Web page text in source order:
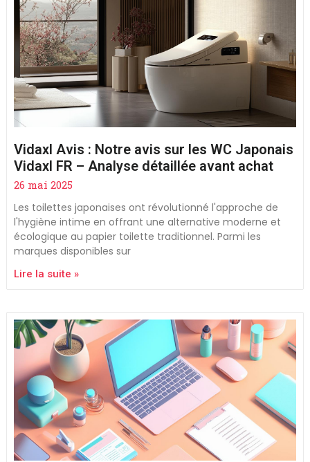
Vidaxl Avis : Notre avis sur les WC Japonais
Vidaxl FR – Analyse détaillée avant achat
26 mai 2025
Les toilettes japonaises ont révolutionné l'approche de
l'hygiène intime en offrant une alternative moderne et
écologique au papier toilette traditionnel. Parmi les
marques disponibles sur
Lire la suite »